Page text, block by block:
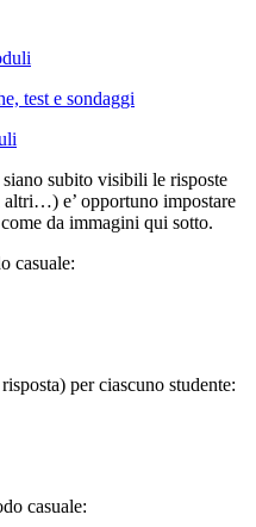
test e sondaggi
subito visibili le risposte
altri…) e’ opportuno impostare
da immagini qui sotto.
casuale:
per ciascuno studente:
casuale: